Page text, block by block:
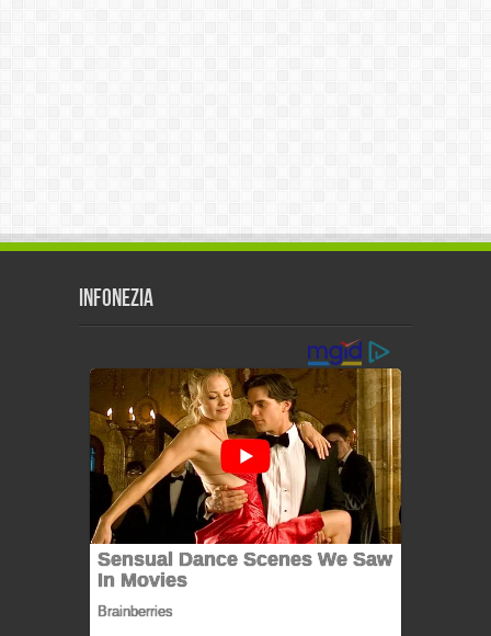
Infonezia